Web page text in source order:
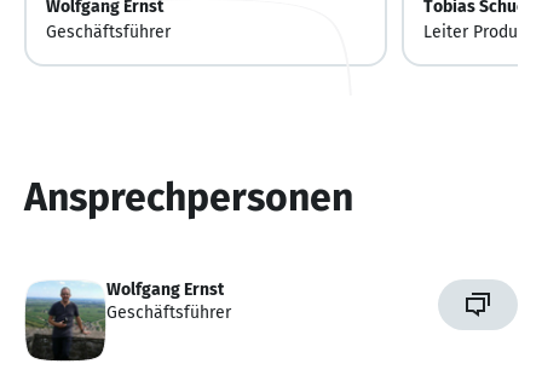
Wolfgang Ernst
Geschäftsführer
Tobias Schuck
Leiter
Ansprechpersonen
Wolfgang Ernst
Geschäftsführer